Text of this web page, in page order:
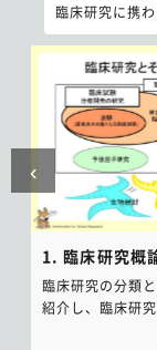
臨床研究に携
容です。他の
ましたので、
てください。
1. 臨床研究概
臨床研究の分類
紹介し、臨床研
把握することを
‹